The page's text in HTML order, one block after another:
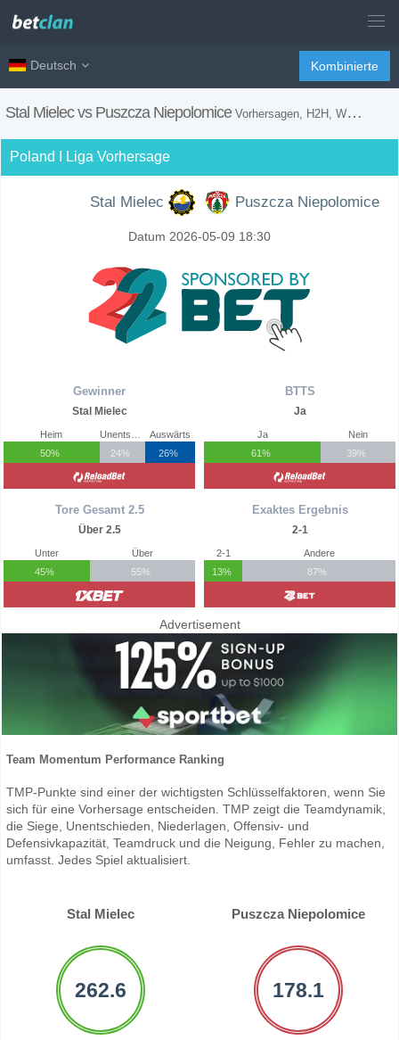
Deutsch Kombinierte
Stal Mielec vs Puszcza Niepolomice Vorhersagen, H2H, Wetten Tipps und Spiel Vorschau
Poland I Liga Vorhersage
Stal Mielec Puszcza Niepolomice
Datum 2026-05-09 18:30
Gewinner
Stal Mielec
Heim
50%
24%
Auswärts
26%
Tore Gesamt 2.5
Über 2.5
Unter
45%
Über
55%
BTTS
Ja
Ja
61%
Nein
39%
Exaktes Ergebnis
2-1
2-1
13%
Andere
87%
Advertisement
Team Momentum Performance Ranking
TMP-Punkte sind einer der wichtigsten Schlüsselfaktoren, wenn Sie
sich für eine Vorhersage entscheiden. TMP zeigt die Teamdynamik,
die Siege, Unentschieden, Niederlagen, Offensiv- und
Defensivkapazität, Teamdruck und die Neigung, Fehler zu machen,
umfasst. Jedes Spiel aktualisiert.
Stal Mielec Puszcza Niepolomice
262.6 178.1